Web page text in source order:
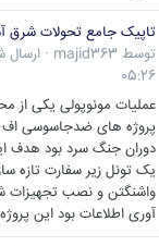
تاپیک جامع تحولات شرق
توسط majid363
· ارسال
05:26
عملیات مونوپولی یکی از
پروژه های ضدجاسوسی اف
دوران جنگ سرد بود هدف
یک تونل زیر سفارت تازه
واشنگتن و نصب تجهیزات
آوری اطلاعات بود این پروژه از